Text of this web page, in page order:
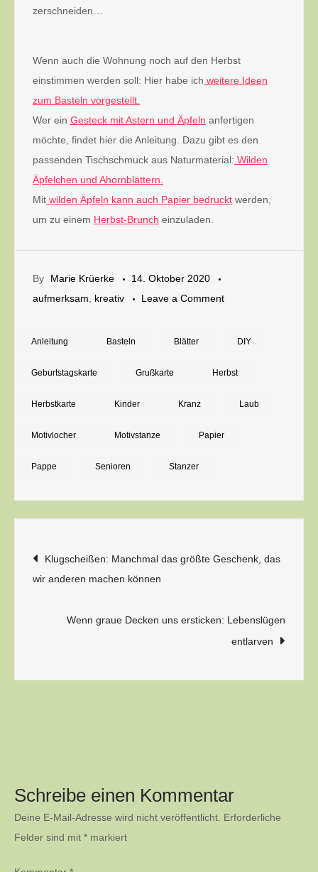
zerschneiden…
Wenn auch die Wohnung noch auf den Herbst
einstimmen werden soll: Hier habe ich weitere Ideen
zum Basteln vorgestellt.
Wer ein Gesteck mit Astern und Äpfeln anfertigen
möchte, findet hier die Anleitung. Dazu gibt es den
passenden Tischschmuck aus Naturmaterial: Wilden
Äpfelchen und Ahornblättern.
Mit wilden Äpfeln kann auch Papier bedruckt werden,
um zu einem Herbst-Brunch einzuladen.
By Marie Krüerke
14. Oktober 2020
aufmerksam
kreativ Leave a Commenton
basteln:
einfachsten
Welt
Anleitung Basteln Blätter DIY
Geburtstagskarte Grußkarte Herbst
Herbstkarte Kinder Kranz Laub
Motivlocher Motivstanze Papier
Pappe Senioren Stanzer
Beitragsnavigation
Klugscheißen: Manchmal das größte Geschenk, das
wir anderen machen können
Wenn graue Decken uns ersticken: Lebenslügen
entlarven
Schreibe einen Kommentar
Deine E-Mail-Adresse wird nicht veröffentlicht. Erforderliche
Felder sind mit * markiert